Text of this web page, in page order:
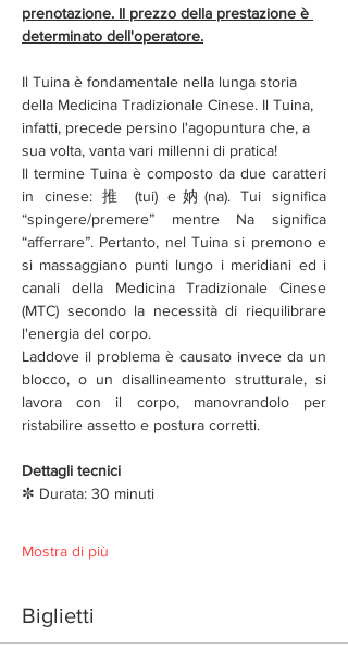
prenotazione. Il prezzo della prestazione è
determinato dell'operatore.
Il Tuina è fondamentale nella lunga storia
della Medicina Tradizionale Cinese. Il Tuina,
infatti, precede persino l'agopuntura che, a
sua volta, vanta vari millenni di pratica!
Il termine Tuina è composto da due caratteri
in cinese: 推 (tui) e妠(na). Tui significa
“spingere/premere” mentre Na significa
“afferrare”. Pertanto, nel Tuina si premono e
si massaggiano punti lungo i meridiani ed i
canali della Medicina Tradizionale Cinese
(MTC) secondo la necessità di riequilibrare
l'energia del corpo.
Laddove il problema è causato invece da un
blocco, o un disallineamento strutturale, si
lavora con il corpo, manovrandolo per
ristabilire assetto e postura corretti.
Dettagli tecnici
✼ Durata: 30 minuti
Mostra di più
Biglietti